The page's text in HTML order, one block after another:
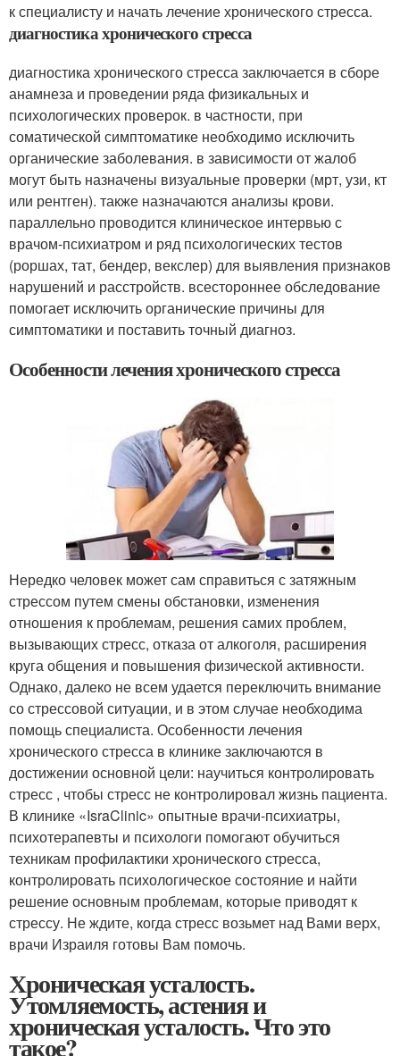
к специалисту и начать лечение хронического стресса.
диагностика хронического стресса
диагностика хронического стресса заключается в сборе
анамнеза и проведении ряда физикальных и
психологических проверок. в частности, при
соматической симптоматике необходимо исключить
органические заболевания. в зависимости от жалоб
могут быть назначены визуальные проверки (мрт, узи, кт
или рентген). также назначаются анализы крови.
параллельно проводится клиническое интервью с
врачом-психиатром и ряд психологических тестов
(роршах, тат, бендер, векслер) для выявления признаков
нарушений и расстройств. всестороннее обследование
помогает исключить органические причины для
симптоматики и поставить точный диагноз.
Особенности лечения хронического стресса
Нередко человек может сам справиться с затяжным
стрессом путем смены обстановки, изменения
отношения к проблемам, решения самих проблем,
вызывающих стресс, отказа от алкоголя, расширения
круга общения и повышения физической активности.
Однако, далеко не всем удается переключить внимание
со стрессовой ситуации, и в этом случае необходима
помощь специалиста. Особенности лечения
хронического стресса в клинике заключаются в
достижении основной цели: научиться контролировать
стресс , чтобы стресс не контролировал жизнь пациента.
В клинике «IsraClinic» опытные врачи-психиатры,
психотерапевты и психологи помогают обучиться
техникам профилактики хронического стресса,
контролировать психологическое состояние и найти
решение основным проблемам, которые приводят к
стрессу. Не ждите, когда стресс возьмет над Вами верх,
врачи Израиля готовы Вам помочь.
Хроническая усталость.
Утомляемость, астения и
хроническая усталость. Что это
такое?